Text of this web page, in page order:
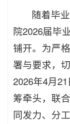
随着毕
院2026届毕
铺开。为严
署与要求，
2026年4月
筹牵头，联
同发力、分